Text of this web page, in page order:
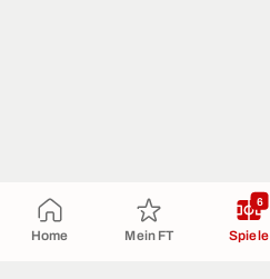
Home Mein FT Spiele
6